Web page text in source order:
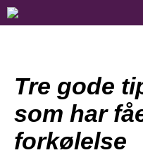
Tre gode
som har
forkølelse